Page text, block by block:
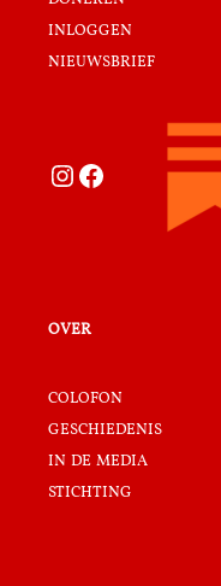
inloggen
nieuwsbrief
Instagram Facebook
over
colofon
geschiedenis
in de media
stichting